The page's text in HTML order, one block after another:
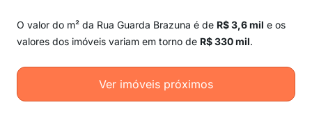
O valor do m² da Rua Guarda Brazuna é de R$ 3,6 mil e os
valores dos imóveis variam em torno de R$ 330 mil.
Ver imóveis próximos